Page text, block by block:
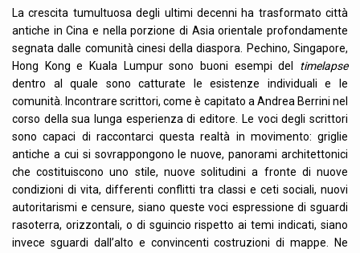
La crescita tumultuosa degli ultimi decenni ha trasformato città
antiche in Cina e nella porzione di Asia orientale profondamente
segnata dalle comunità cinesi della diaspora. Pechino, Singapore,
Hong Kong e Kuala Lumpur sono buoni esempi del timelapse
dentro al quale sono catturate le esistenze individuali e le
comunità. Incontrare scrittori, come è capitato a Andrea Berrini nel
corso della sua lunga esperienza di editore. Le voci degli scrittori
sono capaci di raccontarci questa realtà in movimento: griglie
antiche a cui si sovrappongono le nuove, panorami architettonici
che costituiscono uno stile, nuove solitudini a fronte di nuove
condizioni di vita, differenti conflitti tra classi e ceti sociali, nuovi
autoritarismi e censure, siano queste voci espressione di sguardi
rasoterra, orizzontali, o di sguincio rispetto ai temi indicati, siano
invece sguardi dall’alto e convincenti costruzioni di mappe. Ne